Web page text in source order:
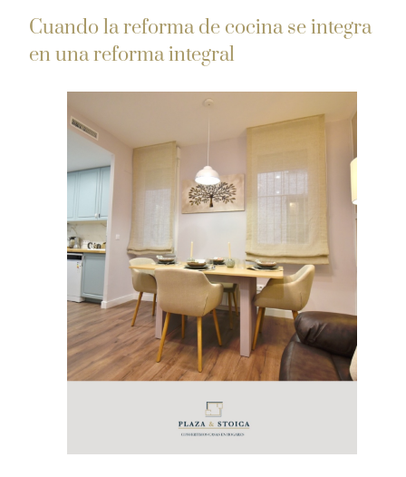
Cuando la reforma de cocina se integra
en una reforma integral